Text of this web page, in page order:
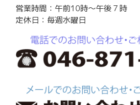
営業時間：午前10時～午後７時
定休日：毎週水曜日